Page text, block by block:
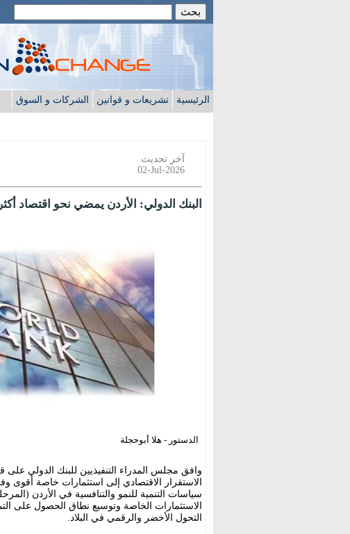
الرئيسية تشريعات و قوانين الشركات و السوق
آخر تحديث
02-Jul-2026
البنك الدولي: الأردن يمضي نحو اقتصاد
الدستور - هلا أبوحجلة
الاستقرار الاقتصادي إلى استثمارات خاصة
سياسات التنمية للنمو والتنافسية في الأردن
الاستثمارات الخاصة وتوسيع نطاق الحصول على
التحول الأخضر والرقمي في البلاد.